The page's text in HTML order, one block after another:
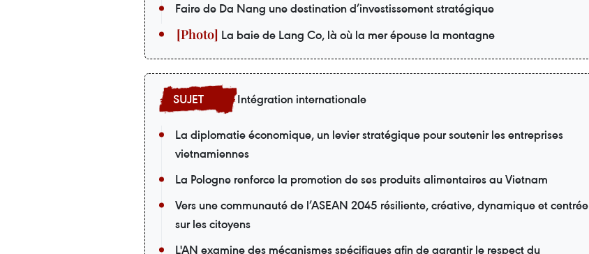
Faire de Da Nang une destination d’investissement stratégique
La baie de Lang Co, là où la mer épouse la montagne
Intégration internationale
La diplomatie économique, un levier stratégique pour soutenir les entreprises
vietnamiennes
La Pologne renforce la promotion de ses produits alimentaires au Vietnam
Vers une communauté de l’ASEAN 2045 résiliente, créative, dynamique et centrée
sur les citoyens
L'AN examine des mécanismes spécifiques afin de garantir le respect du